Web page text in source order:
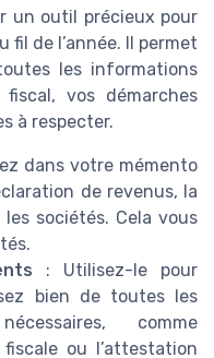
un outil précieux pour
fil de l’année. Il permet
les informations
vos démarches
à respecter.
dans votre mémento
de revenus, la
sociétés. Cela vous
: Utilisez-le pour
bien de toutes les
comme
ou l’attestation